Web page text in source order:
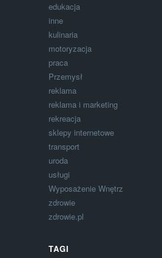
edukacja
inne
kulinaria
motoryzacja
praca
Przemysł
reklama
reklama i marketing
rekreacja
sklepy internetowe
transport
uroda
usługi
Wyposażenie Wnętrz
zdrowie
zdrowie.pl
TAGI